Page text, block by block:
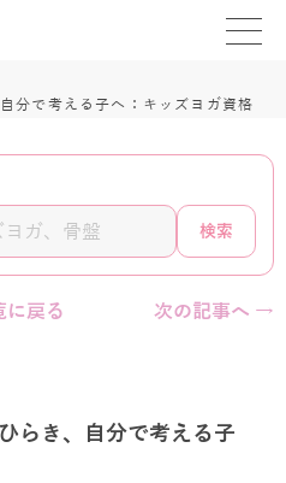
ンを探す
格講座 ›
分で考える子へ：キッズヨガ資格
検索
に戻る 次の記事へ →
らき、自分で考える子